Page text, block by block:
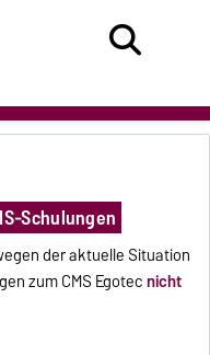
Schulungen
der aktuelle Situation
zum CMS Egotecnicht